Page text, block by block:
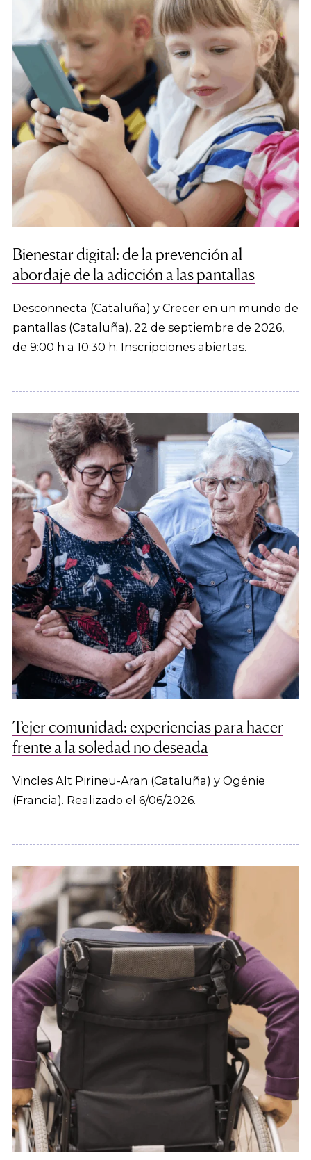
Bienestar digital: de la prevención al
abordaje de la adicción a las pantallas
Desconnecta (Cataluña) y Crecer en un mundo de
pantallas (Cataluña). 22 de septiembre de 2026,
de 9:00 h a 10:30 h. Inscripciones abiertas.
Tejer comunidad: experiencias para hacer
frente a la soledad no deseada
Vincles Alt Pirineu-Aran (Cataluña) y Ogénie
(Francia). Realizado el 6/06/2026.